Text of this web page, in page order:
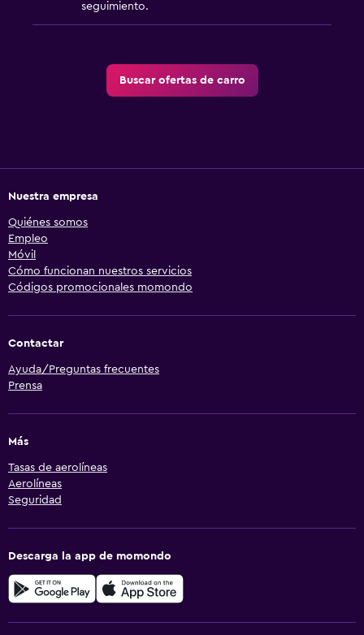
seguimiento.
Buscar ofertas de carro
Nuestra empresa
Quiénes somos
Empleo
Móvil
Cómo funcionan nuestros servicios
Códigos promocionales momondo
Contactar
Ayuda/Preguntas frecuentes
Prensa
Más
Tasas de aerolíneas
Aerolíneas
Seguridad
Descarga la app de momondo